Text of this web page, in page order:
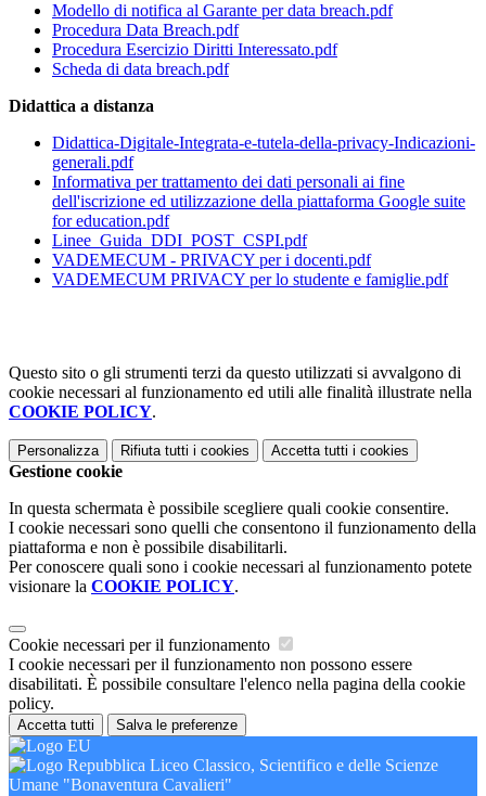
Modello di notifica al Garante per data breach.pdf
Procedura Data Breach.pdf
Procedura Esercizio Diritti Interessato.pdf
Scheda di data breach.pdf
Didattica a distanza
Didattica-Digitale-Integrata-e-tutela-della-privacy-Indicazioni-
generali.pdf
Informativa per trattamento dei dati personali ai fine
dell'iscrizione ed utilizzazione della piattaforma Google suite
for education.pdf
Linee_Guida_DDI_POST_CSPI.pdf
VADEMECUM - PRIVACY per i docenti.pdf
VADEMECUM PRIVACY per lo studente e famiglie.pdf
Questo sito o gli strumenti terzi da questo utilizzati si avvalgono di
cookie necessari al funzionamento ed utili alle finalità illustrate nella
COOKIE POLICY.
Personalizza Rifiuta tutti i cookies Accetta tutti i cookies
Gestione cookie
In questa schermata è possibile scegliere quali cookie consentire.
I cookie necessari sono quelli che consentono il funzionamento della
piattaforma e non è possibile disabilitarli.
Per conoscere quali sono i cookie necessari al funzionamento potete
visionare la COOKIE POLICY.
Cookie necessari per il funzionamento
I cookie necessari per il funzionamento non possono essere
disabilitati. È possibile consultare l'elenco nella pagina della cookie
policy.
Accetta tutti Salva le preferenze
Liceo Classico, Scientifico e delle Scienze
Umane "Bonaventura Cavalieri"